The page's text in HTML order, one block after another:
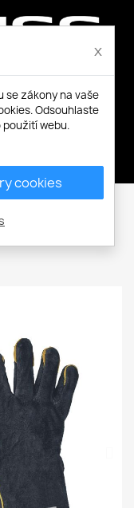
x
se zákony na vaše
Odsouhlaste
webu.
cookies